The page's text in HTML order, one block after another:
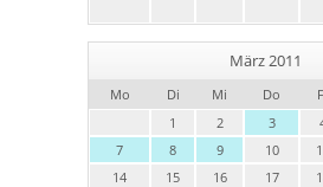
März 2011
Mo Di Mi Do
1
2 3
7
8 9 10
14
15 16 17